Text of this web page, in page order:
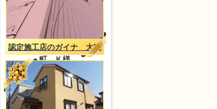
認定施工店のガイナ 大磯
町 Ｋ様